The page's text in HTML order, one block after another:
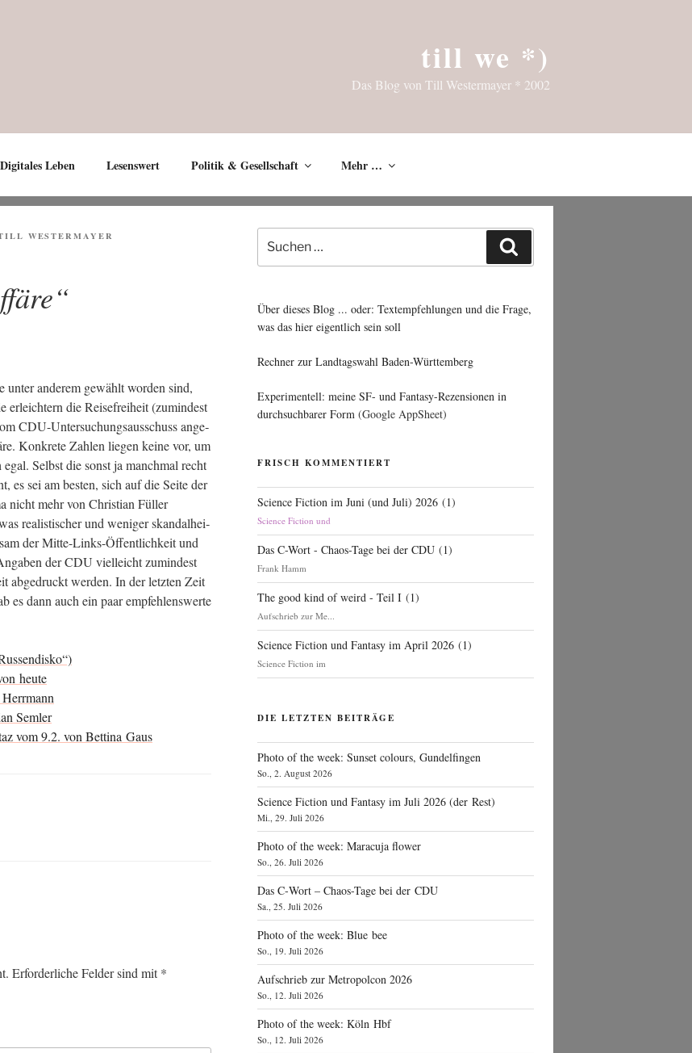
till we *)
Das Blog von Till Westermayer * 2002
Digitales Leben Lesenswert Politik & Gesellschaft Mehr …
WESTERMAYER
ande­rem gewählt wor­den sind,
erleich­tern die Rei­se­frei­heit (zumin­dest
CDU-Unter­su­chungs­aus­schuss ange­
Kon­kre­te Zah­len lie­gen kei­ne vor, um
Selbst die sonst ja manch­mal recht
es sei am bes­ten, sich auf die Sei­te der
nicht mehr von Chris­ti­an Fül­ler
rea­lis­ti­scher und weni­ger skan­dal­hei­
der Mit­te-Links-Öffent­lich­keit und
der CDU viel­leicht zumin­dest
abge­druckt wer­den. In der letz­ten Zeit
es dann auch ein paar emp­feh­lens­wer­te
heute
Semler
vom 9.2. von Bet­ti­na Gaus
Erforderliche Felder sind mit*
nach:
Über dieses Blog ... oder: Textempfehlungen und die Frage,
was das hier eigentlich sein soll
Rechner zur Landtagswahl Baden-Württemberg
Experimentell: meine SF- und Fantasy-Rezensionen in
durchsuchbarer Form (Google AppSheet)
FRISCH KOMMENTIERT
Science Fiction im Juni (und Juli) 2026 (1)
Science Fiction und
Das C-Wort - Chaos-Tage bei der CDU (1)
Frank Hamm
The good kind of weird - Teil I (1)
Aufschrieb zur Me...
Science Fiction und Fantasy im April 2026 (1)
Science Fiction im
DIE LETZTEN BEITRÄGE
Photo of the week: Sunset colours, Gundelfingen
So., 2. August 2026
Science Fiction und Fantasy im Juli 2026 (der Rest)
Mi., 29. Juli 2026
Photo of the week: Maracuja flower
So., 26. Juli 2026
Das C‑Wort – Chaos-Tage bei der CDU
Sa., 25. Juli 2026
Photo of the week: Blue bee
So., 19. Juli 2026
Aufschrieb zur Metropolcon 2026
So., 12. Juli 2026
Photo of the week: Köln Hbf
So., 12. Juli 2026